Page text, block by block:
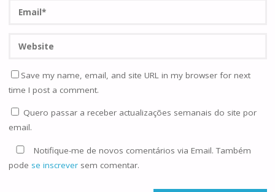
Save my name, email, and site URL in my browser for next
time I post a comment.
Quero passar a receber actualizações semanais do site por
email.
Notifique-me de novos comentários via Email. Também
pode se inscreversem comentar.